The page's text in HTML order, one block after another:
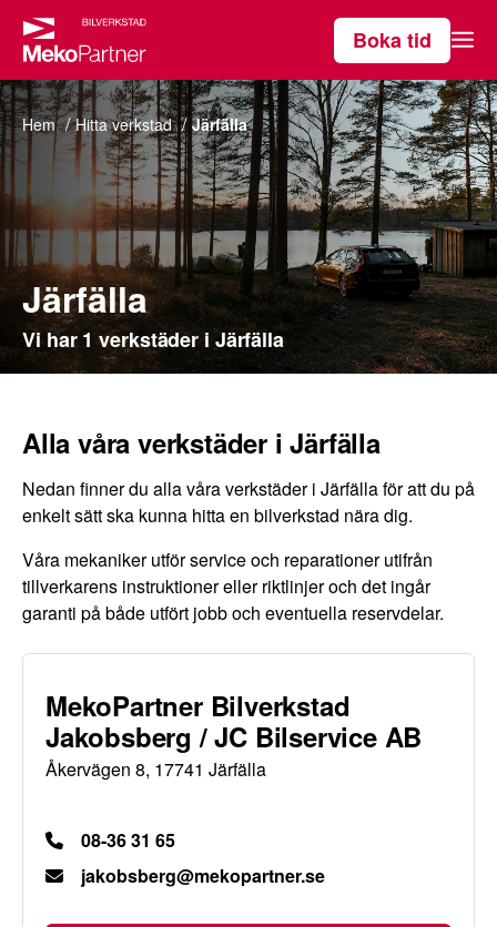
Våra tjänster
Hitta verkstad
Om MekoPartner
Boka tid
Hem Hitta verkstad Järfälla
Järfälla
Vi har 1 verkstäder i Järfälla
Alla våra verkstäder i Järfälla
Nedan finner du alla våra verkstäder i Järfälla för att du på
enkelt sätt ska kunna hitta en bilverkstad nära dig.
Våra mekaniker utför service och reparationer utifrån
tillverkarens instruktioner eller riktlinjer och det ingår
garanti på både utfört jobb och eventuella reservdelar.
MekoPartner Bilverkstad
Jakobsberg / JC Bilservice AB
Åkervägen 8, 17741 Järfälla
08-36 31 65
jakobsberg@mekopartner.se